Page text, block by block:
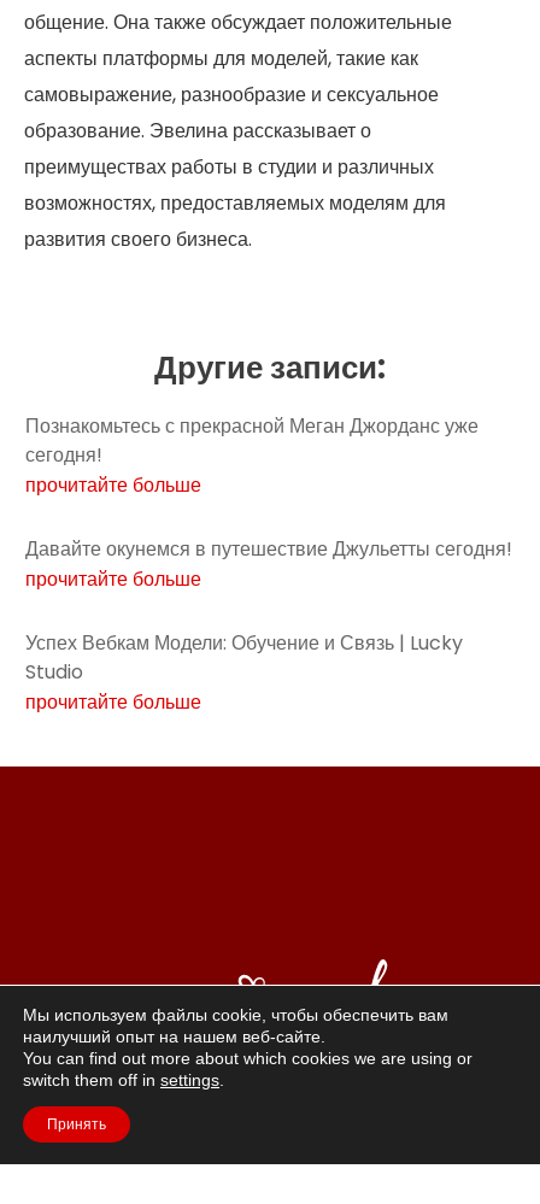
общение. Она также обсуждает положительные
аспекты платформы для моделей, такие как
самовыражение, разнообразие и сексуальное
образование. Эвелина рассказывает о
преимуществах работы в студии и различных
возможностях, предоставляемых моделям для
развития своего бизнеса.
Другие записи:
Познакомьтесь с прекрасной Меган Джорданс уже
сегодня!
прочитайте больше
Давайте окунемся в путешествие Джульетты сегодня!
прочитайте больше
Успех Вебкам Модели: Обучение и Связь | Lucky
Studio
прочитайте больше
Жизнь в красном»: ощущение жизни, которое приводит к
это подразумевает доверие. Красный – это мужество,
Мы используем файлы cookie, чтобы обеспечить вам
наилучший опыт на нашем веб-сайте.
You can find out more about which cookies we are using or
switch them off in settings
Принять